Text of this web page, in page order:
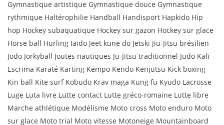
Gymnastique artistique Gymnastique douce Gymnastique
rythmique Haltérophilie Handball Handisport Hapkido Hip
hop Hockey subaquatique Hockey sur gazon Hockey sur glace
Horse ball Hurling Iaïdo Jeet kune do Jetski Jiu-Jitsu brésilien
Jodo Jorkyball Joutes nautiques Ju-Jitsu traditionnel Judo Kali
Escrima Karaté Karting Kempo Kendo Kenjutsu Kick boxing
Kin ball Kite surf Kobudo Krav maga Kung fu Kyudo Lacrosse
Luge Luta livre Lutte contact Lutte gréco-romaine Lutte libre
Marche athlétique Modélisme Moto cross Moto enduro Moto
sur glace Moto trial Moto vitesse Motoneige Mountainboard